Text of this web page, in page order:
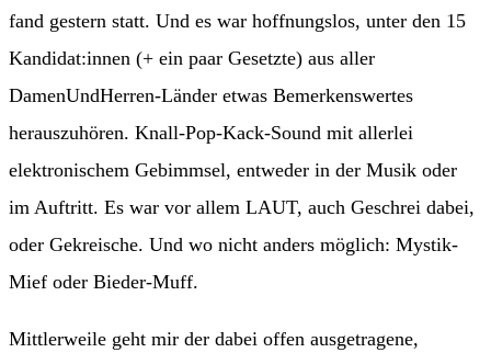
fand gestern statt. Und es war hoffnungslos, unter den 15
Kandidat:innen (+ ein paar Gesetzte) aus aller
DamenUndHerren-Länder etwas Bemerkenswertes
herauszuhören. Knall-Pop-Kack-Sound mit allerlei
elektronischem Gebimmsel, entweder in der Musik oder
im Auftritt. Es war vor allem LAUT, auch Geschrei dabei,
oder Gekreische. Und wo nicht anders möglich: Mystik-
Mief oder Bieder-Muff.
Mittlerweile geht mir der dabei offen ausgetragene,